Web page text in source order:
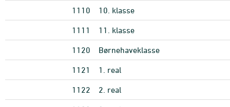
1110 10. klasse
1111 11. klasse
1120 Børnehaveklasse
1121 1. real
1122 2. real